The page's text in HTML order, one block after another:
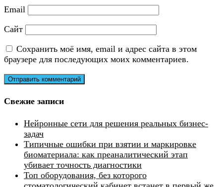
Email
Сайт
Сохранить моё имя, email и адрес сайта в этом
браузере для последующих моих комментариев.
Свежие записи
Нейронные сети для решения реальных бизнес-
задач
Типичные ошибки при взятии и маркировке
биоматериала: как преаналитический этап
убивает точность диагностики
Топ оборудования, без которого